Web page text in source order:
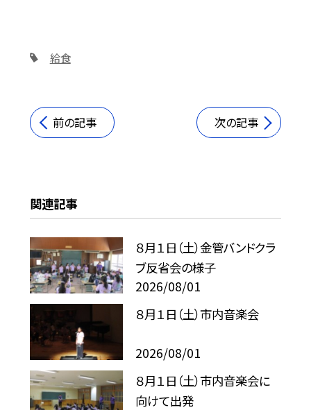
給食
前の記事 次の記事
関連記事
８月１日（土）金管バンドクラ
ブ反省会の様子
2026/08/01
８月１日（土）市内音楽会
2026/08/01
８月１日（土）市内音楽会に
向けて出発